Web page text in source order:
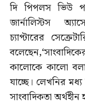
দি পিপলস ভিউ
জার্নালিস্টস
চ্যাপ্টারের
কালোকে কালো
যাচ্ছে। লেখনির
সাংবাদিকতা অর্থহীন